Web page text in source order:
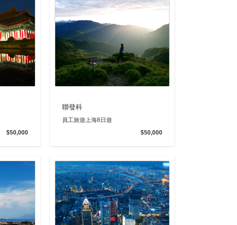
$50,000
聯發科
員工旅遊上海8日遊
$50,000